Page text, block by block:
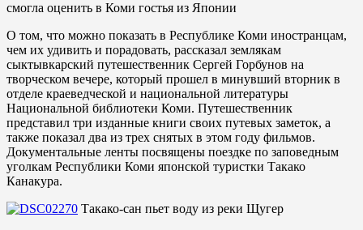
смогла оценить в Коми гостья из Японии
О том, что можно показать в Республике Коми иностранцам,
чем их удивить и порадовать, рассказал землякам
сыктывкарский путешественник Сергей Горбунов на
творческом вечере, который прошел в минувший вторник в
отделе краеведческой и национальной литературы
Национальной библиотеки Коми. Путешественник
представил три изданные книги своих путевых заметок, а
также показал два из трех снятых в этом году фильмов.
Документальные ленты посвящены поездке по заповедным
уголкам Республики Коми японской туристки Такако
Канакура.
Такако-сан пьет воду из реки Щугер